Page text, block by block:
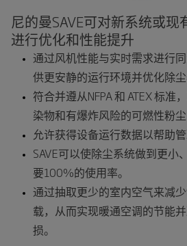
尼的曼SAVE可对新系统或
进行优化和性能提升
通过风机性能与实时需求进行
供更安静的运行环境并优化除尘
符合并遵从NFPA 和 ATEX 标准
染物和有爆炸风险的可燃性粉
允许获得设备运行数据以帮助管
SAVE可以使除尘系统做到更小
要100%的使用率。
通过抽取更少的室内空气来减
载，从而实现暖通空调的节能
损。